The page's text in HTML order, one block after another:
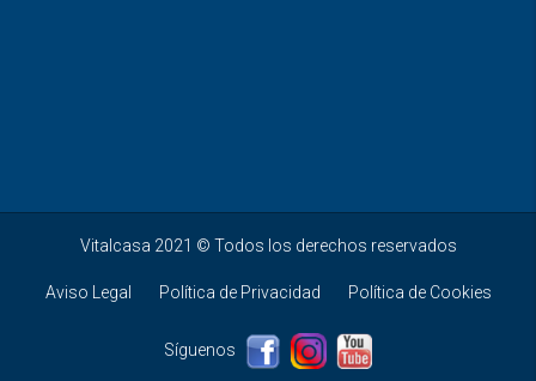
Vitalcasa 2021 © Todos los derechos reservados
Aviso Legal Política de Privacidad Política de Cookies
Síguenos